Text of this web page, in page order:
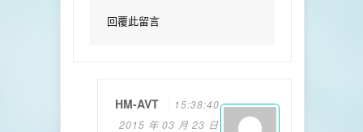
回覆此留言
HM-AVT
15:38:40
2015 年 03 月 23 日